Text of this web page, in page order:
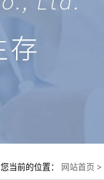
您当前的位置： 网站首页 >